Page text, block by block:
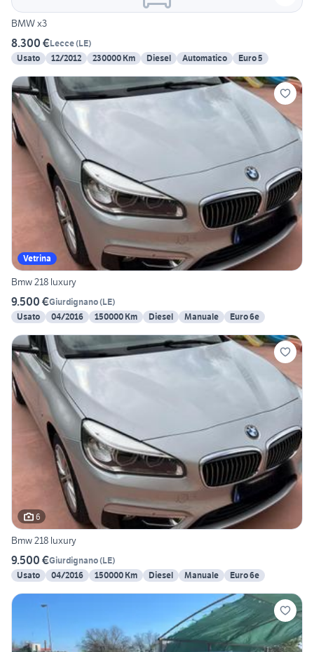
BMW x3
8.300 €Lecce(LE)
Usato
12/2012 230000 Km Diesel Automatico Euro 5
Vetrina
Bmw 218 luxury
9.500 €Giurdignano(LE)
Usato
04/2016 150000 Km Diesel Manuale Euro 6e
6
Bmw 218 luxury
9.500 €Giurdignano(LE)
Usato
04/2016 150000 Km Diesel Manuale Euro 6e